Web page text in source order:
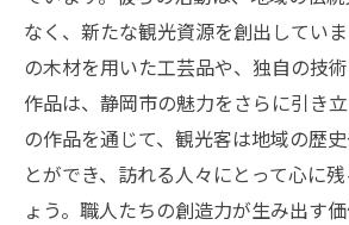
なく、新たな観光資源を創出してい
の木材を用いた工芸品や、独自の技
作品は、静岡市の魅力をさらに引き
の作品を通じて、観光客は地域の歴
とができ、訪れる人々にとって心に
ょう。職人たちの創造力が生み出す